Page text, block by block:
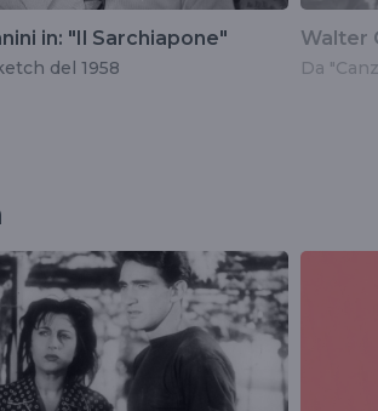
in: "Il Sarchiapone"
del 1958
Walter
Da